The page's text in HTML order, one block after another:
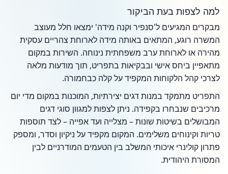
למה לצפות בעת הביקור
מבקרים המגיעים ל'סנפיר וקנה מידה' ימצאו חלל מעוצב
המשרה רוגע, המתאים באותה מידה לארוחת צהריים עסקית
מהירה או לארוחת ערב משפחתית נינוחה. השירות במקום
מתאפיין ביחס אישי ובבקיאות בתפריט, תוך מודעות מלאה
לצרכי קהל הלקוחות המקפיד על קלה כבחמורה.
התפריט מתמקד במנות דגים יצירתיות, המוכנות במקום מדי יום
מרכיבים שנבחרו בקפידה. ניתן לצפות למגוון סוגי דגים
המבושלים בשיטות שונות – מצלייה ועד אפייה – לצד תוספות
טריות וקינוחים משלימים. המקום מקפיד על ניקיון וסדר, ומספק
פתרון קולינרי איכותי המשלב בין הטעמים המודרניים לבין
המסורת היהודית.